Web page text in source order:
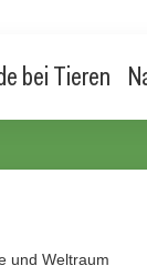
bei Tieren
und Weltraum